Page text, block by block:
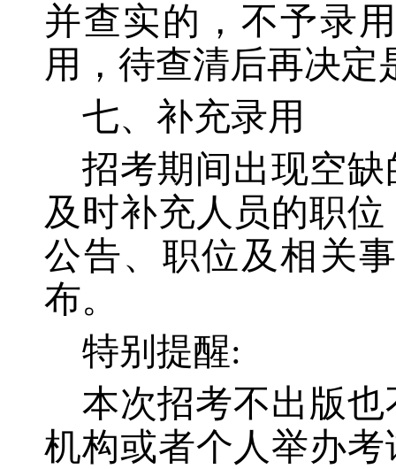
并查实的，不予录
用，待查清后再决定
七、补充录用
招考期间出现空
及时补充人员的职
公告、职位及相关
布。
特别提醒:
本次招考不出版
机构或者个人举办